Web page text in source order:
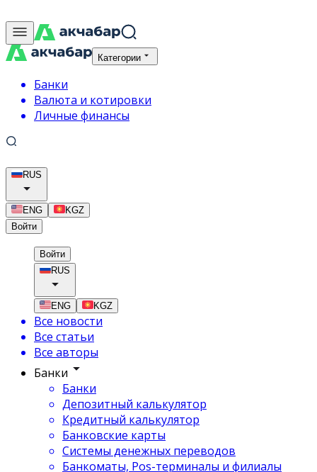
Категории
Банки
Валюта и котировки
Личные финансы
RUS
ENG
KGZ
Войти
Войти
RUS
ENG KGZ
Все новости
Все статьи
Все авторы
Банки
Банки
Депозитный калькулятор
Кредитный калькулятор
Банковские карты
Системы денежных переводов
Банкоматы, Pos-терминалы и филиалы